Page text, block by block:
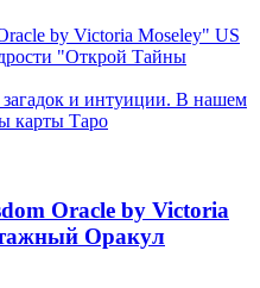
Oracle by Victoria
Оракул